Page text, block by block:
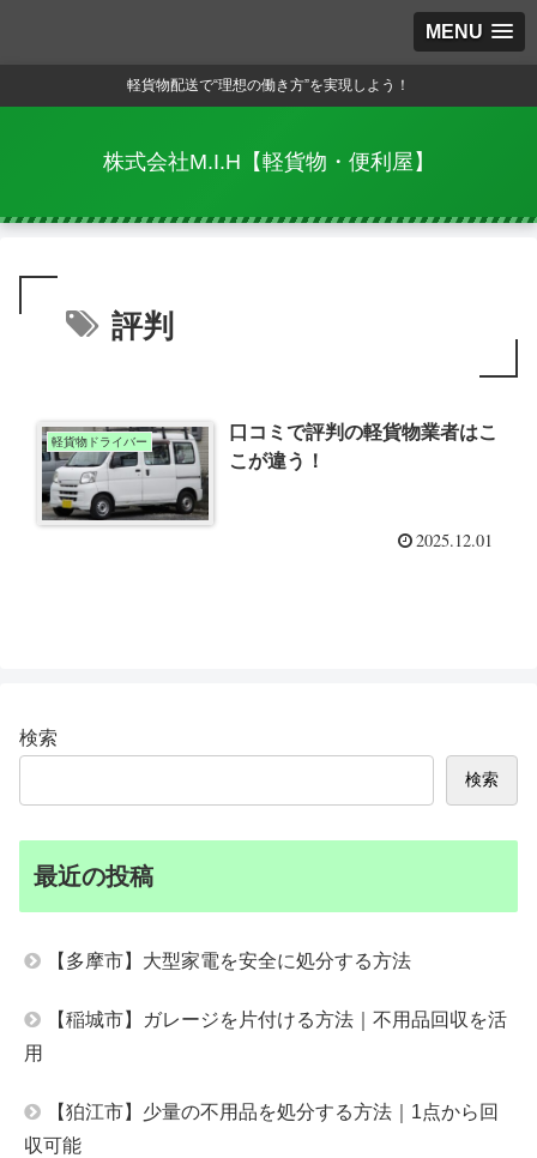
MENU
軽貨物配送で“理想の働き方”を実現しよう！
株式会社M.I.H【軽貨物・便利屋】
評判
軽貨物ドライバー
口コミで評判の軽貨物業者はこ
こが違う！
2025.12.01
検索
検索
最近の投稿
【多摩市】大型家電を安全に処分する方法
【稲城市】ガレージを片付ける方法｜不用品回収を活
用
【狛江市】少量の不用品を処分する方法｜1点から回
収可能